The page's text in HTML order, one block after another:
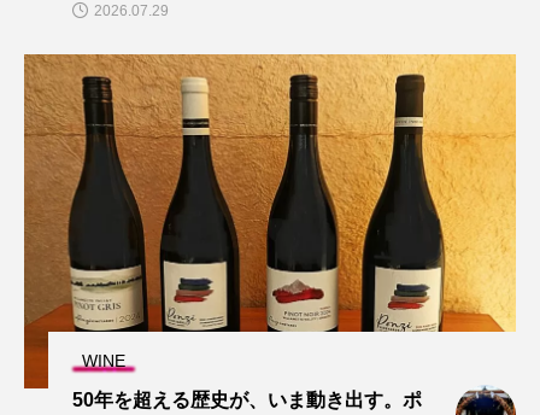
2026.07.29
WINE
50年を超える歴史が、いま動き出す。ポ